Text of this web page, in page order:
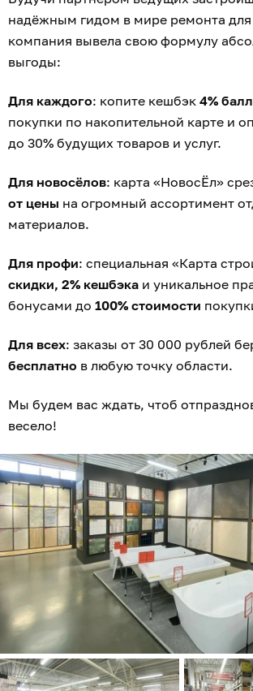
надёжным гидом в мире ремонта
компания вывела свою формулу
выгоды:
Для каждого: копите кешбэк 4%
покупки по накопительной карте и
до 30% будущих товаров и услуг.
Для новосёлов: карта «НовосЁл»
от цены на огромный ассортимент
материалов.
Для профи: специальная «Карта
скидки, 2% кешбэка и уникальное
бонусами до 100% стоимости
Для всех: заказы от 30 000 рублей
бесплатно в любую точку области.
Мы будем вас ждать, чтоб
весело!